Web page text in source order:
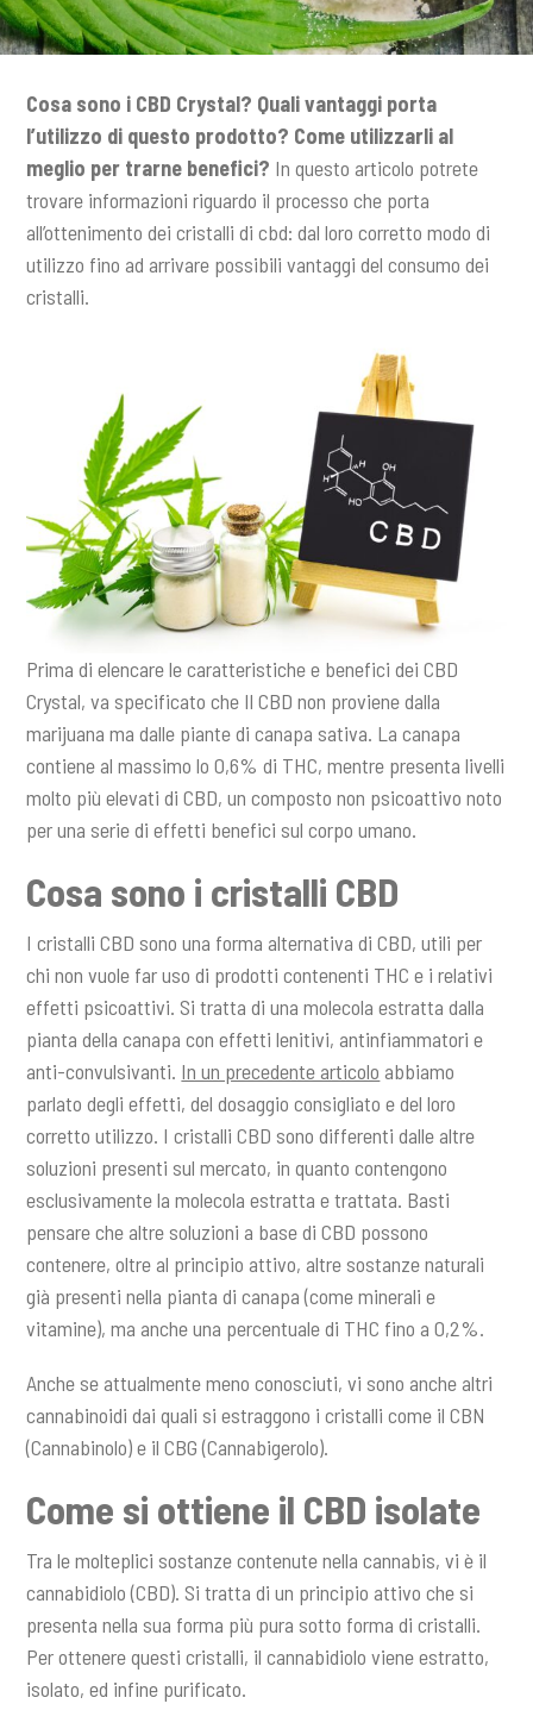
n
c
Cosa sono i CBD Crystal? Quali vantaggi porta
l’utilizzo di questo prodotto? Come utilizzarli al
meglio per trarne benefici? In questo articolo potrete
trovare informazioni riguardo il processo che porta
all’ottenimento dei cristalli di cbd: dal loro corretto modo di
utilizzo fino ad arrivare possibili vantaggi del consumo dei
cristalli.
Prima di elencare le caratteristiche e benefici dei CBD
Crystal, va specificato che Il CBD non proviene dalla
marijuana ma dalle piante di canapa sativa. La canapa
contiene al massimo lo 0,6% di THC, mentre presenta livelli
molto più elevati di CBD, un composto non psicoattivo noto
per una serie di effetti benefici sul corpo umano.
Cosa sono i cristalli CBD
I cristalli CBD sono una forma alternativa di CBD, utili per
chi non vuole far uso di prodotti contenenti THC e i relativi
effetti psicoattivi. Si tratta di una molecola estratta dalla
pianta della canapa con effetti lenitivi, antinfiammatori e
anti-convulsivanti. In un precedente articolo abbiamo
parlato degli effetti, del dosaggio consigliato e del loro
corretto utilizzo. I cristalli CBD sono differenti dalle altre
soluzioni presenti sul mercato, in quanto contengono
esclusivamente la molecola estratta e trattata. Basti
pensare che altre soluzioni a base di CBD possono
contenere, oltre al principio attivo, altre sostanze naturali
già presenti nella pianta di canapa (come minerali e
vitamine), ma anche una percentuale di THC fino a 0,2%.
Anche se attualmente meno conosciuti, vi sono anche altri
cannabinoidi dai quali si estraggono i cristalli come il CBN
(Cannabinolo) e il CBG (Cannabigerolo).
Come si ottiene il CBD isolate
Tra le molteplici sostanze contenute nella cannabis, vi è il
cannabidiolo (CBD). Si tratta di un principio attivo che si
presenta nella sua forma più pura sotto forma di cristalli.
Per ottenere questi cristalli, il cannabidiolo viene estratto,
isolato, ed infine purificato.